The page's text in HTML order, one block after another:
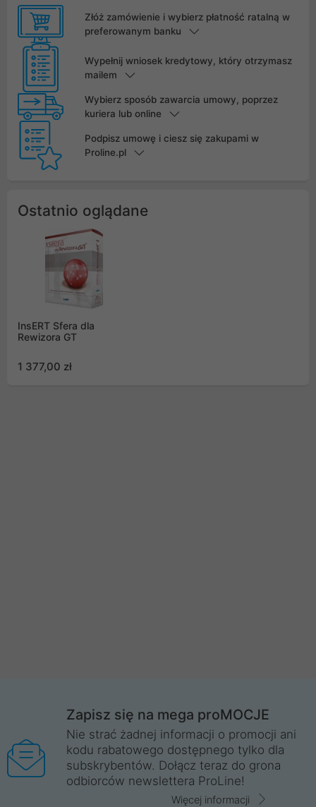
Złóż zamówienie i wybierz płatność ratalną w
preferowanym banku
Wypełnij wniosek kredytowy, który otrzymasz
mailem
Wybierz sposób zawarcia umowy, poprzez
kuriera lub online
Podpisz umowę i ciesz się zakupami w
Proline.pl
Ostatnio oglądane
InsERT Sfera dla
Rewizora GT
1 377,00 zł
Zapisz się na mega proMOCJE
Nie strać żadnej informacji o promocji ani
kodu rabatowego dostępnego tylko dla
subskrybentów. Dołącz teraz do grona
odbiorców newslettera ProLine!
Więcej informacji